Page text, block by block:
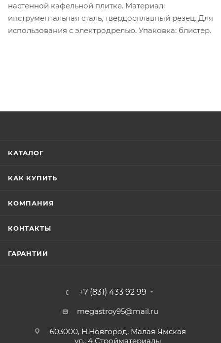
настенной кафельной плитке. Материал:
инструментальная сталь, твердосплавный резец. Для
использования с электродрелью. Упаковка: блистер.
КАТАЛОГ
КАК КУПИТЬ
КОМПАНИЯ
КОНТАКТЫ
ГАРАНТИИ
+7 (831) 433 92 99
megastroy95@mail.ru
603000, Н.Новгород, Малая Ямская
ул., 4 Стройматериалы